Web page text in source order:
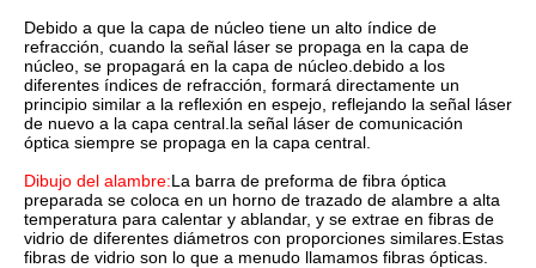
Debido a que la capa de núcleo tiene un alto índice de
refracción, cuando la señal láser se propaga en la capa de
núcleo, se propagará en la capa de núcleo.debido a los
diferentes índices de refracción, formará directamente un
principio similar a la reflexión en espejo, reflejando la señal láser
de nuevo a la capa central.la señal láser de comunicación
óptica siempre se propaga en la capa central.
Dibujo del alambre:La barra de preforma de fibra óptica
preparada se coloca en un horno de trazado de alambre a alta
temperatura para calentar y ablandar, y se extrae en fibras de
vidrio de diferentes diámetros con proporciones similares.Estas
fibras de vidrio son lo que a menudo llamamos fibras ópticas.